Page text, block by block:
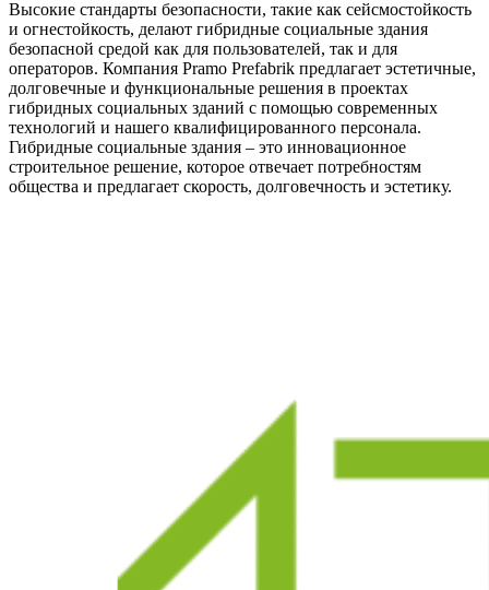
Высокие стандарты безопасности, такие как сейсмостойкость
и огнестойкость, делают гибридные социальные здания
безопасной средой как для пользователей, так и для
операторов. Компания Pramo Prefabrik предлагает эстетичные,
долговечные и функциональные решения в проектах
гибридных социальных зданий с помощью современных
технологий и нашего квалифицированного персонала.
Гибридные социальные здания – это инновационное
строительное решение, которое отвечает потребностям
общества и предлагает скорость, долговечность и эстетику.